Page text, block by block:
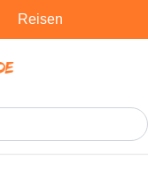
Reisen